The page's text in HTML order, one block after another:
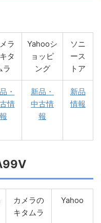
ラ
タ
ラ
Yahooシ
ョッピ
ング
ソニ
ース
トア
・
情
報
新品・
中古情
報
新品
情報
カメラの
キタムラ
Yahoo